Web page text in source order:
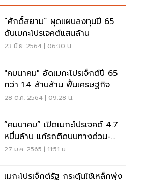
“ศักดิ์สยาม” ผุดแผนลงทุนปี 65
ดันเมกะโปรเจคต์แสนล้าน
23 มิ.ย. 2564 | 06:30 น.
"คมนาคม" อัดเมกะโปรเจ็กต์ปี 65
กว่า 1.4 ล้านล้าน ฟื้นเศรษฐกิจ
28 ต.ค. 2564 | 09:28 น.
“คมนาคม” เปิดเมกะโปรเจคต์ 4.7
หมื่นล้าน แก้รถติดบนทางด่วน-
มอเตอร์เวย์
27 ม.ค. 2565 | 11:51 น.
เมกะโปรเจ็กต์รัฐ กระตุ้นใช้เหล็กพุ่ง